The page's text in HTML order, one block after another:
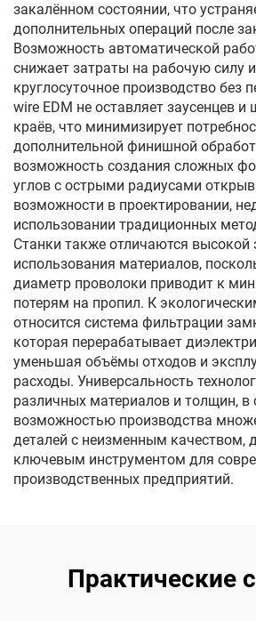
закалённом состоянии, что
дополнительных операций после
Возможность автоматической
снижает затраты на рабочую силу
круглосуточное производство без
wire EDM не оставляет заусенцев
краёв, что минимизирует
дополнительной финишной
возможность создания сложных
углов с острыми радиусами
возможности в проектировании,
использовании традиционных
Станки также отличаются
использования материалов,
диаметр проволоки приводит к
потерям на пропил. К
относится система фильтрации
которая перерабатывает
уменьшая объёмы отходов и
расходы. Универсальность
различных материалов и толщин, в
возможностью производства
деталей с неизменным качеством,
ключевым инструментом для
производственных предприятий.
Практические